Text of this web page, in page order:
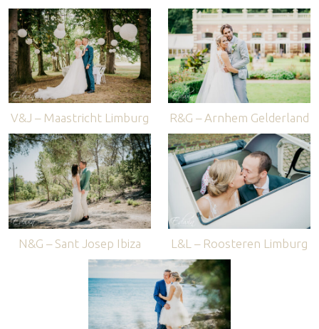
V&J – Maastricht Limburg R&G – Arnhem Gelderland
N&G – Sant Josep Ibiza L&L – Roosteren Limburg